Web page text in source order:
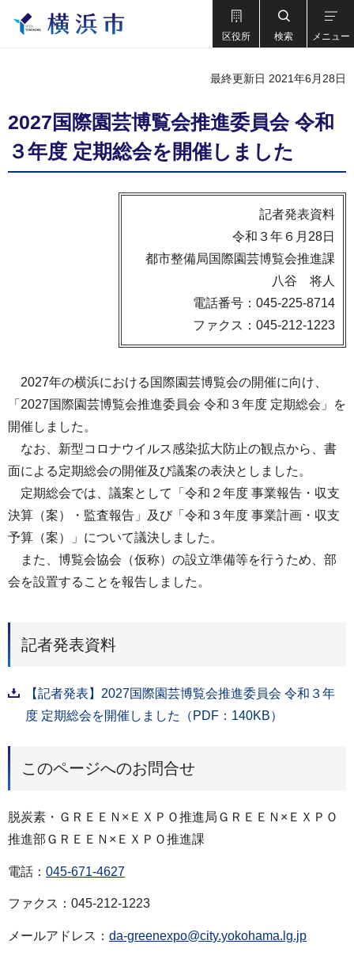
区役所 検索 メニュー
最終更新日 2021年6月28日
2027国際園芸博覧会推進委員会 令和
３年度 定期総会を開催しました
記者発表資料
令和３年６月28日
都市整備局国際園芸博覧会推進課
八谷 将人
電話番号：045-225-8714
ファクス：045-212-1223
2027年の横浜における国際園芸博覧会の開催に向け、
「2027国際園芸博覧会推進委員会 令和３年度 定期総会」を
開催しました。
なお、新型コロナウイルス感染拡大防止の観点から、書
面による定期総会の開催及び議案の表決としました。
定期総会では、議案として「令和２年度 事業報告・収支
決算（案）・監査報告」及び「令和３年度 事業計画・収支
予算（案）」について議決しました。
また、博覧会協会（仮称）の設立準備等を行うため、部
会を設置することを報告しました。
記者発表資料
【記者発表】2027国際園芸博覧会推進委員会 令和３年
度 定期総会を開催しました（PDF：140KB）
このページへのお問合せ
脱炭素・ＧＲＥＥＮ×ＥＸＰＯ推進局ＧＲＥＥＮ×ＥＸＰＯ
推進部ＧＲＥＥＮ×ＥＸＰＯ推進課
電話： 045-671-4627
ファクス：045-212-1223
メールアドレス： da-greenexpo@city.yokohama.lg.jp